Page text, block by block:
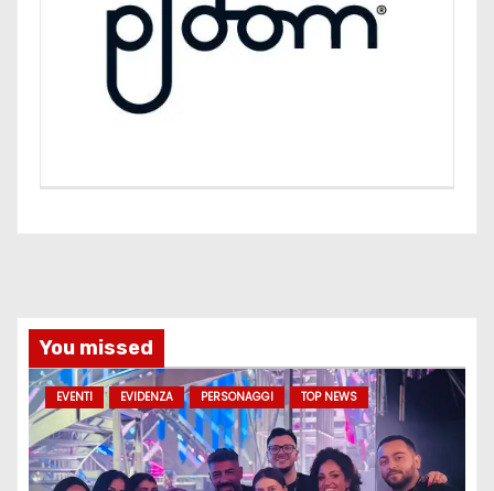
You missed
EVENTI EVIDENZA PERSONAGGI TOP NEWS